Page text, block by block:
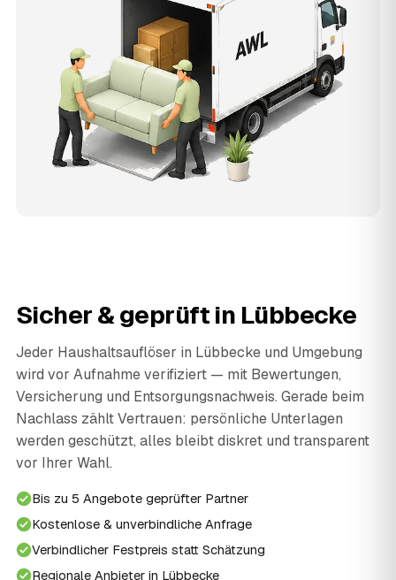
Sicher & geprüft in Lübbecke
Jeder Haushaltsauflöser in Lübbecke und Umgebung
wird vor Aufnahme verifiziert — mit Bewertungen,
Versicherung und Entsorgungsnachweis. Gerade beim
Nachlass zählt Vertrauen: persönliche Unterlagen
werden geschützt, alles bleibt diskret und transparent
vor Ihrer Wahl.
Bis zu 5 Angebote geprüfter Partner
Kostenlose & unverbindliche Anfrage
Verbindlicher Festpreis statt Schätzung
Regionale Anbieter in Lübbecke